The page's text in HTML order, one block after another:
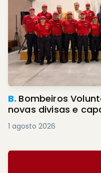
B. Bombeiros
novas divisas e
1 agosto 2026